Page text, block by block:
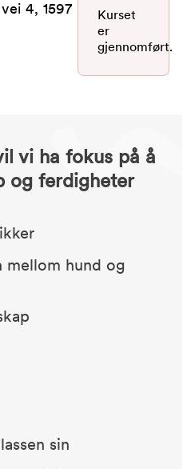
4, 1597
Kurset
er
gjennomført.
vi ha fokus på å
og ferdigheter
mellom hund og
sin